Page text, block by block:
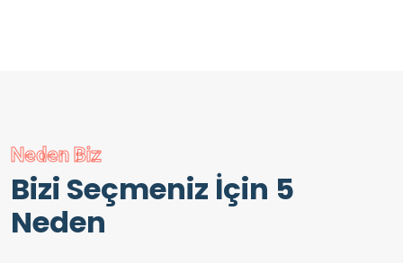
Neden Biz
Bizi Seçmeniz İçin 5
Neden